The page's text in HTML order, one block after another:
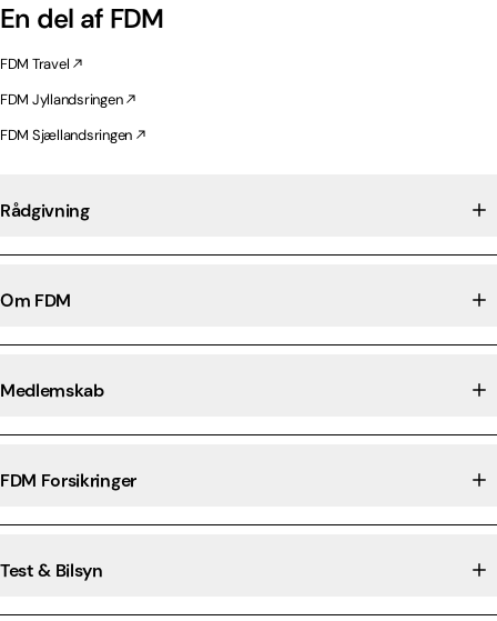
En del af FDM
FDM Travel
FDM Jyllandsringen
FDM Sjællandsringen
Rådgivning
Om FDM
Medlemskab
FDM Forsikringer
Test & Bilsyn